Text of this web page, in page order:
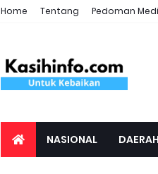
Home Tentang Pedoman
NASIONAL DAERAH